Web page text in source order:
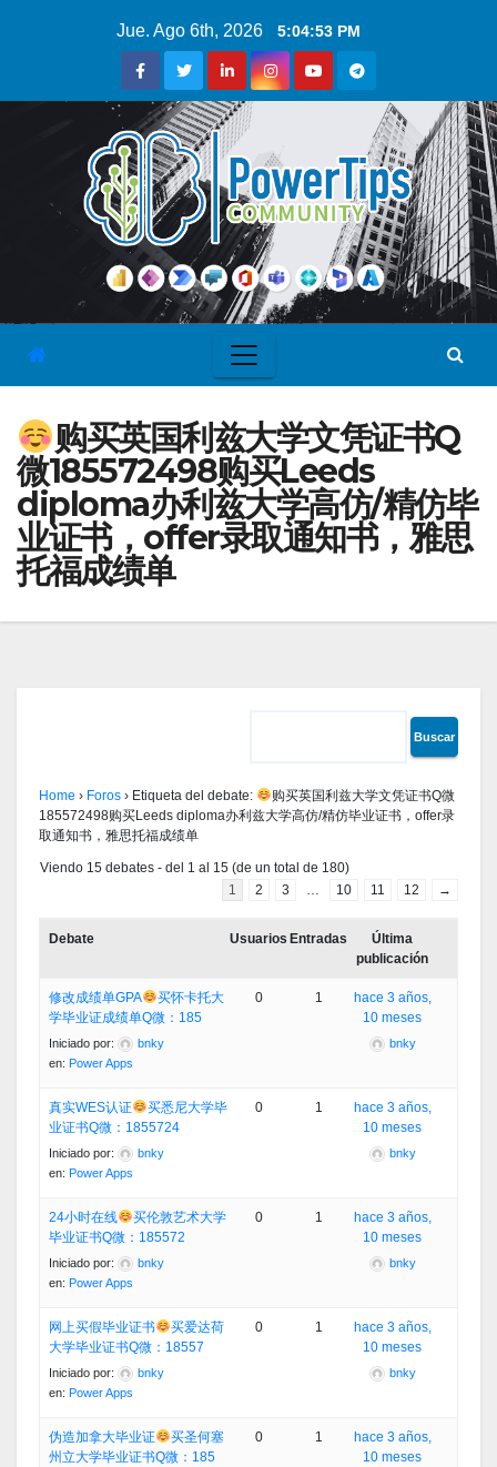
Jue. Ago 6th, 2026 5:04:54 PM
购买英国利兹大学文凭证书Q
微185572498购买Leeds
diploma办利兹大学高仿/精仿毕
业证书，offer录取通知书，雅思
托福成绩单
Home › Foros › Etiqueta del debate:
购买英国利兹大学文凭证书Q微
185572498购买Leeds diploma办利兹大学高仿/精仿毕业证书，offer录
取通知书，雅思托福成绩单
Viendo 15 debates - del 1 al 15 (de un total de 180)
1
2 3 … 10 11 12 →
Debate Usuarios Entradas
Última
publicación
修改成绩单GPA
买怀卡托大
学毕业证成绩单Q微：185
Iniciado por:
bnky
en: Power Apps
0 1
hace 3 años,
10 meses
bnky
真实WES认证
买悉尼大学毕
业证书Q微：1855724
Iniciado por:
bnky
en: Power Apps
0 1
hace 3 años,
10 meses
bnky
24小时在线
买伦敦艺术大学
毕业证书Q微：185572
Iniciado por:
bnky
en: Power Apps
0 1
hace 3 años,
10 meses
bnky
网上买假毕业证书
买爱达荷
大学毕业证书Q微：18557
Iniciado por:
bnky
en: Power Apps
0 1
hace 3 años,
10 meses
bnky
伪造加拿大毕业证
买圣何塞
州立大学毕业证书Q微：185
0 1
hace 3 años,
10 meses